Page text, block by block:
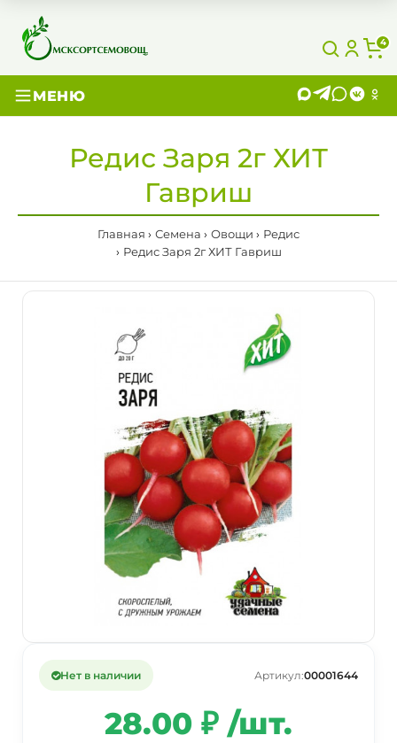
4
МЕНЮ
Редис Заря 2г ХИТ
Гавриш
Главная Семена Овощи
Редис
Редис Заря 2г ХИТ Гавриш
Нет в наличии Артикул:00001644
28.00 ₽ /шт.